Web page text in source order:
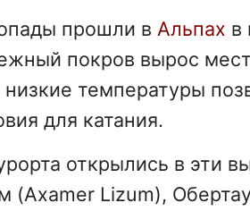
прошли в Альпах в
покров вырос
температуры
для катания.
открылись в эти
(Axamer Lizum),